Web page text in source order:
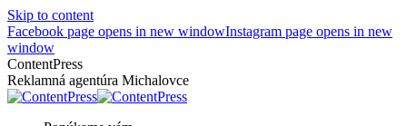
Skip to content
Facebook page opens in new windowInstagram page opens in new
window
ContentPress
Reklamná agentúra Michalovce